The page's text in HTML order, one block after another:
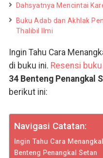
Dahsyatnya Mencintai
Buku Adab dan Akhlak
Thalibil Ilmi
Ingin Tahu Cara
di buku ini. Resensi buku
34 Benteng Penangkal
berikut ini:
Navigasi Catatan:
Ingin Tahu Cara
Benteng Penangkal Setan